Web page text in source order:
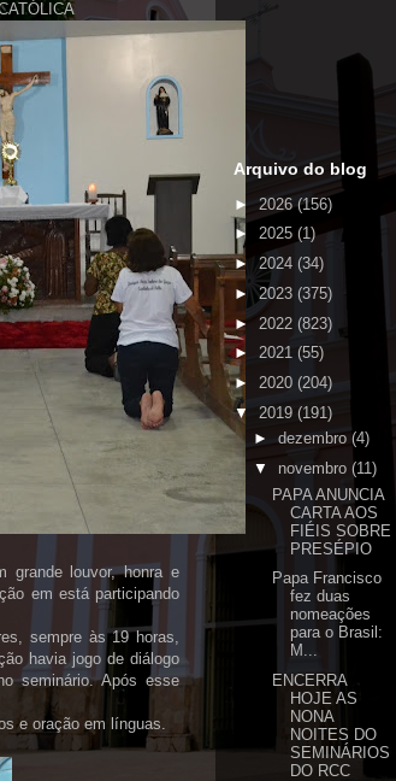
grande louvor, honra e
em está participando
sempre às 19 horas,
havia jogo de diálogo
seminário. Após esse
e oração em línguas.
Arquivo do blog
►2026(156)
► 2025 (1)
► 2024 (34)
►2023 (375)
► 2022 (823)
► 2021 (55)
► 2020 (204)
▼ 2019 (191)
► dezembro (4)
▼ novembro (11)
PAPA ANUNCIA
CARTA AOS
FIÉIS SOBRE
PRESÉPIO
Papa Francisco
fez duas
nomeações
para o Brasil:
M...
ENCERRA
HOJE AS
NONA
NOITES DO
SEMINÁRIOS
DO RCC